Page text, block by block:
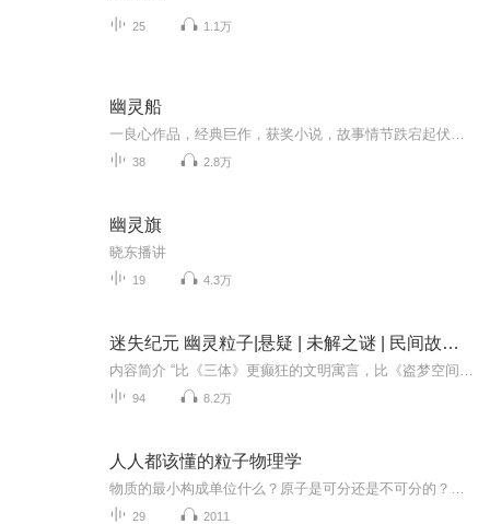
25 1.1万
幽灵船
38 2.8万
幽灵旗
晓东播讲
19 4.3万
迷失纪元 幽灵粒子|悬疑 | 未解之谜 | 民间故事 | 探险
94 8.2万
人人都该懂的粒子物理学
29 2011